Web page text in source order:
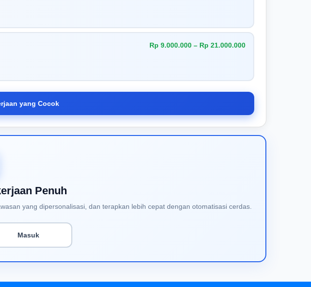
Rp 9.000.000 – Rp 21.000.000
yang Cocok
Penuh
yang dipersonalisasi, dan terapkan lebih cepat dengan otomatisasi cerdas.
Masuk